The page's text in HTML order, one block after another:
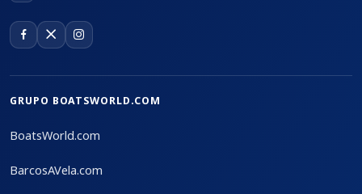
GRUPO BOATSWORLD.COM
BoatsWorld.com
BarcosAVela.com